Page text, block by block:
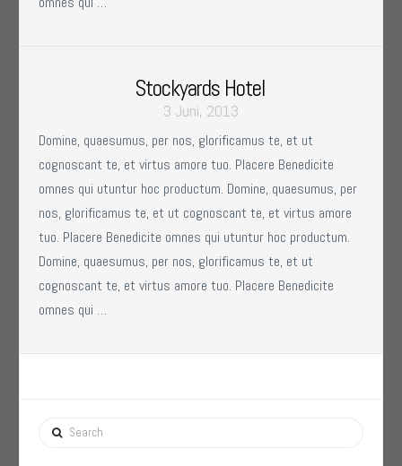
Stockyards Hotel
3 Juni, 2013
Domine, quaesumus, per nos, glorificamus te, et ut
cognoscant te, et virtus amore tuo. Placere Benedicite
omnes qui utuntur hoc productum. Domine, quaesumus, per
nos, glorificamus te, et ut cognoscant te, et virtus amore
tuo. Placere Benedicite omnes qui utuntur hoc productum.
Domine, quaesumus, per nos, glorificamus te, et ut
cognoscant te, et virtus amore tuo. Placere Benedicite
omnes qui …
Search